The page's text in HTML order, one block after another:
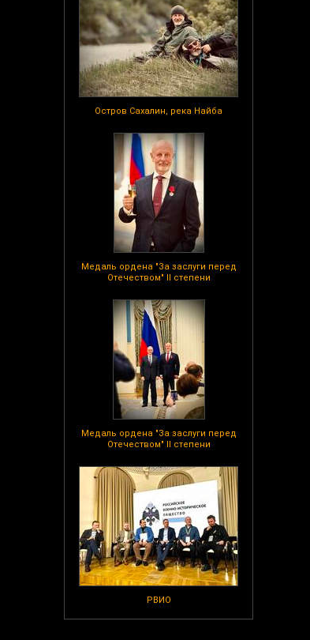
Остров Сахалин, река Найба
Медаль ордена "За заслуги перед
Отечеством" II степени
Медаль ордена "За заслуги перед
Отечеством" II степени
РВИО